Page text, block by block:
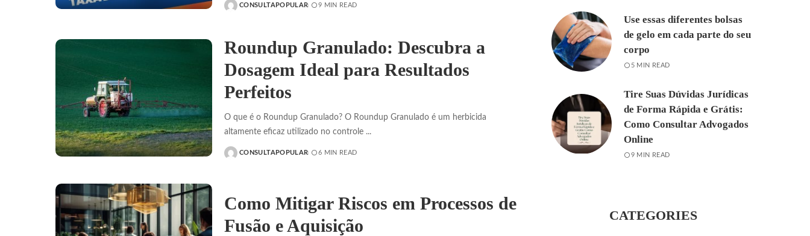
POSTED
CONSULTAPOPULAR 9 MIN READ
Roundup Granulado: Descubra a
Dosagem Ideal para Resultados
Perfeitos
O que é o Roundup Granulado? O Roundup Granulado é um herbicida
altamente eficaz utilizado no controle ...
POSTED
CONSULTAPOPULAR 6 MIN READ
Como Mitigar Riscos em Processos de
Fusão e Aquisição
Use essas diferentes bolsas
de gelo em cada parte do seu
corpo
5 MIN READ
Tire Suas Dúvidas Jurídicas
de Forma Rápida e Grátis:
Como Consultar Advogados
Online
9 MIN READ
CATEGORIES